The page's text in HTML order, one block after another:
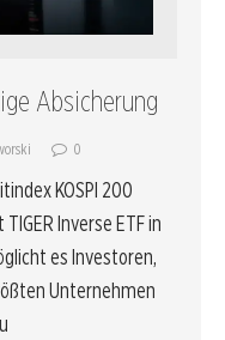
Absicherung
0
KOSPI 200
Inverse ETF in
es Investoren,
Unternehmen